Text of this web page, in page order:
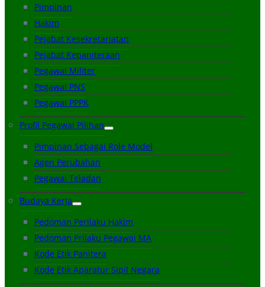
Pimpinan
Hakim
Pejabat Kesekretariatan
Pejabat Kepaniteraan
Pegawai Militer
Pegawai PNS
Pegawai PPPK
Profil Pegawai Pilihan
Pimpinan Sebagai Role Model
Agen Perubahan
Pegawai Teladan
Budaya Kerja
Pedoman Perilaku Hakim
Pedoman Prilaku Pegawai MA
Kode Etik Panitera
Kode Etik Aparatur Sipil Negara